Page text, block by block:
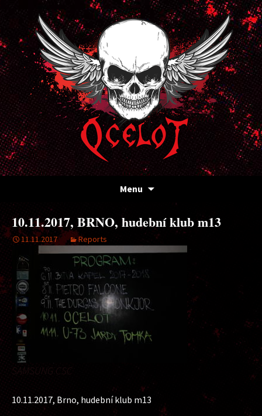
Menu
webu
10.11.2017, BRNO, hudební klub m13
11.11.2017 Reports
SAMSUNG CSC
10.11.2017, Brno, hudební klub m13